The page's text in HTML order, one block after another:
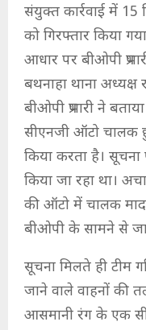
संयुक्त कार्रवाई में
को गिरफ्तार किया
आधार पर बीओपी
बथनाहा थाना अध्यक्ष
बीओपी प्रभारी ने
सीएनजी ऑटो चालक
किया करता है।
किया जा रहा था।
की ऑटो में चालक
बीओपी के सामने से
सूचना मिलते ही टीम
जाने वाले वाहनों की
आसमानी रंग के एक